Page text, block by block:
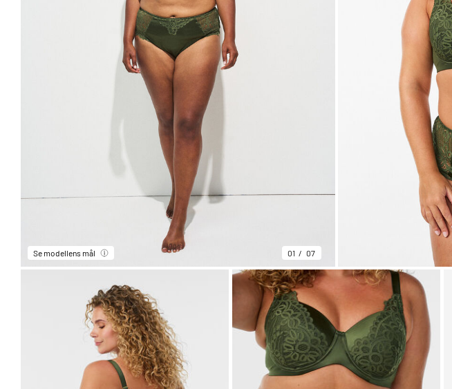
Se modellens mål 01 07